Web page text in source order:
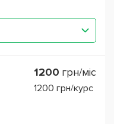
1200 грн/міс
1200 грн/курс